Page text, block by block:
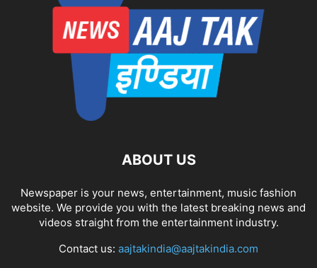
ABOUT US
Newspaper is your news, entertainment, music fashion
website. We provide you with the latest breaking news and
videos straight from the entertainment industry.
Contact us: aajtakindia@aajtakindia.com